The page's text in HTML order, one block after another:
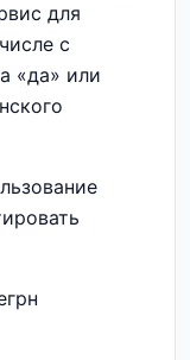
для
с
«да» или